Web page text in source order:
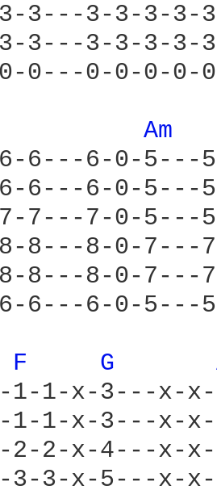
3---3-3-3-3-
3---3-3-3-
0---0-0-0-
Am
6---6-0-5---
6---6-0-5---
7---7-0-5---
8---8-0-7---
8---8-0-7---
6---6-0-5---
F G
1-1-x-3---x-
1-1-x-3---x-
2-2-x-4---x-
3-x-5---x-x-